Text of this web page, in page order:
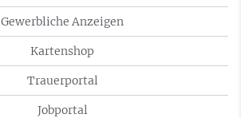
Gewerbliche Anzeigen
Kartenshop
Trauerportal
Jobportal